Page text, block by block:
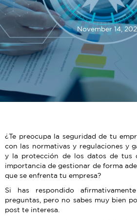
November 14,
¿Te preocupa la seguridad de tu
con las normativas y regulaciones y
y la protección de los datos de tus
importancia de gestionar de forma
que se enfrenta tu empresa?
Si has respondido
preguntas, pero no sabes muy bien
post te interesa.